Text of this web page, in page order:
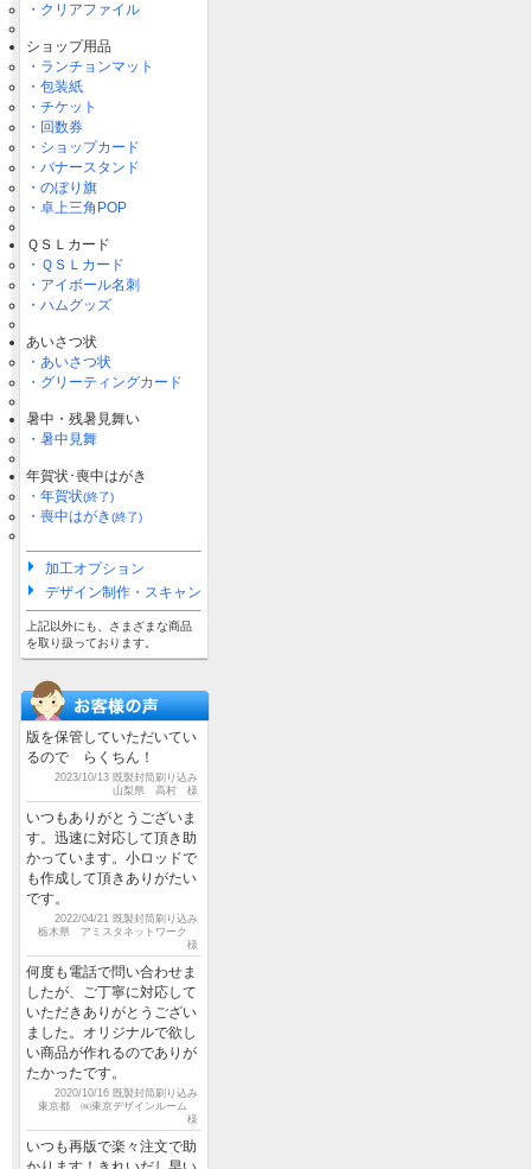
・クリアファイル
ショップ用品
・ランチョンマット
・包装紙
・チケット
・回数券
・ショップカード
・バナースタンド
・のぼり旗
・卓上三角POP
ＱＳＬカード
・ＱＳＬカード
・アイボール名刺
・ハムグッズ
あいさつ状
・あいさつ状
・グリーティングカード
暑中・残暑見舞い
・暑中見舞
年賀状･喪中はがき
・年賀状(終了)
・喪中はがき(終了)
加工オプション
デザイン制作・スキャン
上記以外にも、さまざまな商品
を取り扱っております。
版を保管していただいてい
るので らくちん！
2023/10/13 既製封筒刷り込み
山梨県 高村 様
いつもありがとうございま
す。迅速に対応して頂き助
かっています。小ロッドで
も作成して頂きありがたい
です。
2022/04/21 既製封筒刷り込み
栃木県 アミスタネットワーク
様
何度も電話で問い合わせま
したが、ご丁寧に対応して
いただきありがとうござい
ました。オリジナルで欲し
い商品が作れるのでありが
たかったです。
2020/10/16 既製封筒刷り込み
東京都 ㈱東京デザインルーム
様
いつも再版で楽々注文で助